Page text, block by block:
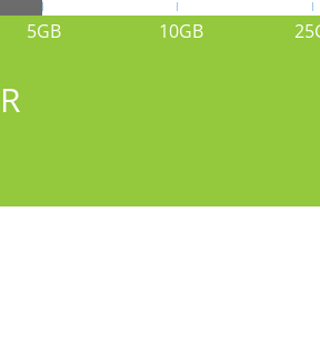
5GB 10GB